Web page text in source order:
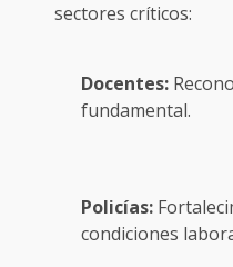
sectores críticos:
Docentes:
fundamental.
Policías:
condiciones